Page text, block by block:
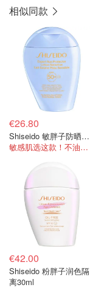
相似同款
€26.80
Shiseido 敏胖子防晒霜SPF50+ 150ml
敏感肌选这款！不油不闷不刺激
€42.00
Shiseido 粉胖子润色隔
离30ml